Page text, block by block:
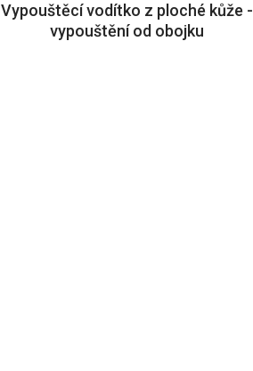
Vypouštěcí vodítko z ploché kůže -
vypouštění od obojku